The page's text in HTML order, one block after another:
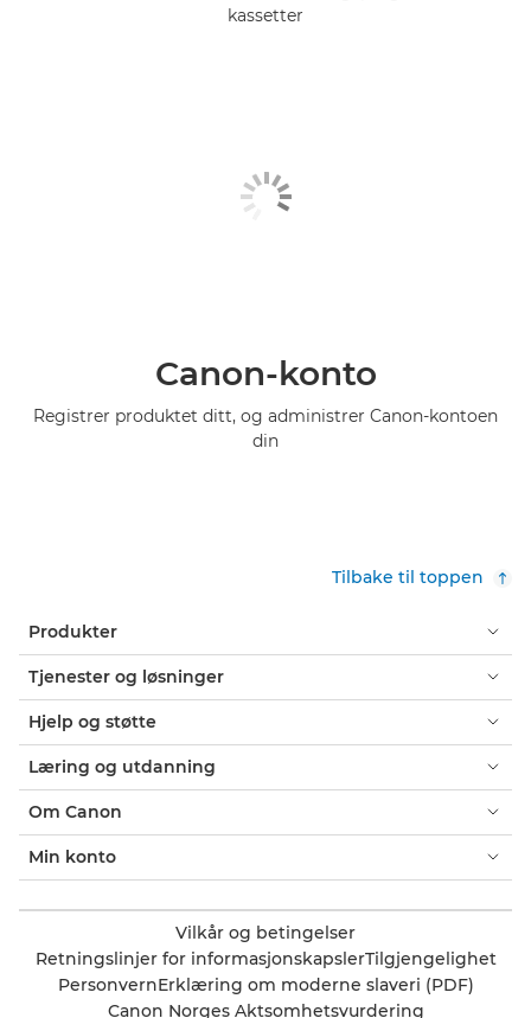
kassetter
Canon-konto
Registrer produktet ditt, og administrer Canon-kontoen
din
Tilbake til toppen
Produkter
Tjenester og løsninger
Hjelp og støtte
Læring og utdanning
Om Canon
Min konto
Vilkår og betingelser
Retningslinjer for informasjonskapslerTilgjengelighet
PersonvernErklæring om moderne slaveri (PDF)
Canon Norges Aktsomhetsvurdering